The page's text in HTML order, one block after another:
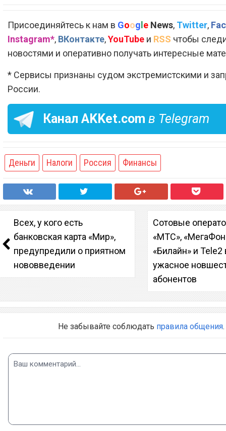
Присоединяйтесь к нам в Google News, Twitter,
Instagram*, ВКонтакте,YouTube и RSS чтобы
новостями и оперативно получать интересные
* Сервисы признаны судом экстремистскими и
России.
Канал AKKet.com в Telegram
Деньги Налоги Россия Финансы
Всех, у кого есть
банковская карта «Мир»,
предупредили о приятном
нововведении
Сотовые
«МТС»,
«Билайн» и Tele2
ужасное
абонентов
Не забывайте соблюдать правила общения.